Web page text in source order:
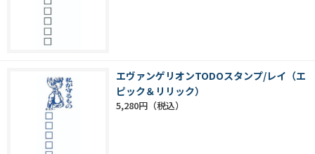
エヴァンゲリオンTODOスタンプ/レイ（エ
ピック＆リリック）
5,280円